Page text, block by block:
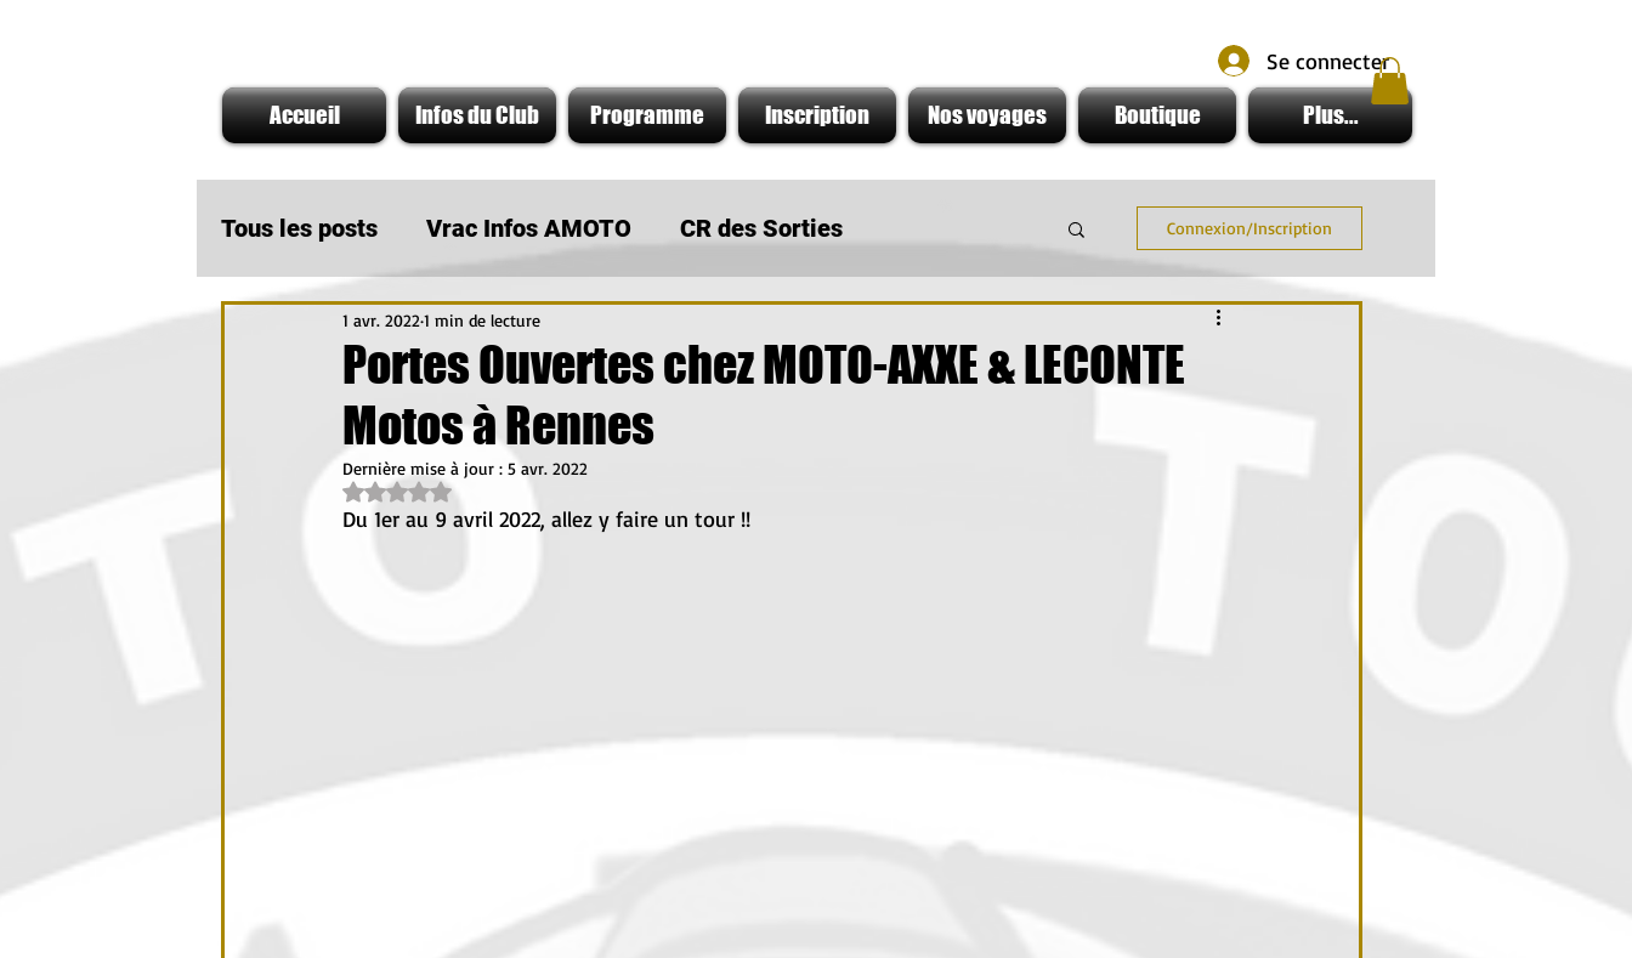
Se connecter
Accueil Infos du Club Programme Inscription Nos voyages Boutique Plus...
Tous les posts Vrac Infos AMOTO CR des Sorties
A ne pas rater Infos du Moment
Actu Partenaire AMOTO
Connexion/Inscription
Portes Ouvertes chez MOTO-AXXE & LECONTE
Motos à Rennes
1 avr. 2022 1 min de lecture
Dernière mise à jour : 5 avr. 2022
Noté NaN étoiles sur 5.
Du 1er au 9 avril 2022, allez y faire un tour !!